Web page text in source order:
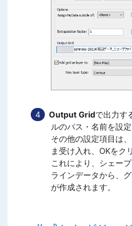
Output Gridで出力す
ルのパス・名前を設定
その他の設定項目は
ま受け入れ、OKをク
これにより、シェー
ラインデータから、
が作成されます。